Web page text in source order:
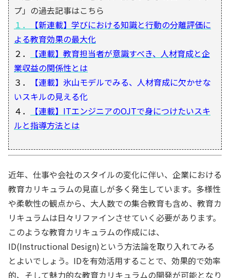
プ」の過去記事はこちら
１．
【新連載】学びにおける知識と行動の分離評価に
よる教育効果の最大化
２．
【連載】教育担当者が意識すべき、人材育成と企
業収益の関係性とは
３．
【連載】氷山モデルでみる、人材育成に欠かせな
いスキルの見える化
４．
【連載】ITエンジニアのOJTで身につけたいスキ
ルと指導方法とは
近年、仕事や会社のスタイルの変化に伴い、企業における
教育カリキュラムの見直しが多く発生しています。多様性
や柔軟性の観点から、大人数での集合教育も含め、教育カ
リキュラムは日々リファインさせていく必要があります。
このような教育カリキュラムの作成には、
ID(Instructional Design)という方法論を取り入れてみる
とよいでしょう。IDを有効活用することで、効果的で効率
的、そして魅力的な教育カリキュラムの開発が可能となり